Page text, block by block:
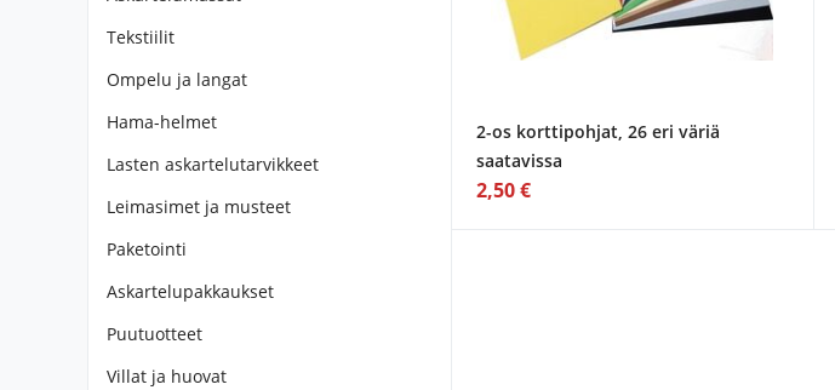
Tekstiilit
Ompelu ja langat
Hama-helmet
Lasten askartelutarvikkeet
Leimasimet ja musteet
Paketointi
Askartelupakkaukset
Puutuotteet
Villat ja huovat
2-os korttipohjat, 26 eri väriä
saatavissa
2,50 €